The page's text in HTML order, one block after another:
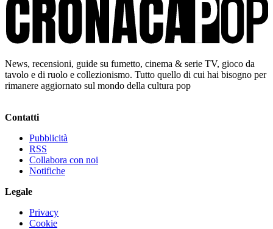
News, recensioni, guide su fumetto, cinema & serie TV, gioco da
tavolo e di ruolo e collezionismo. Tutto quello di cui hai bisogno per
rimanere aggiornato sul mondo della cultura pop
Contatti
Pubblicità
RSS
Collabora con noi
Notifiche
Legale
Privacy
Cookie